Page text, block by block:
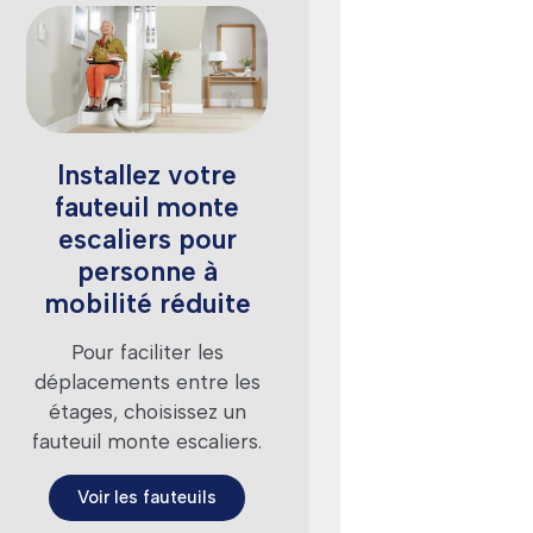
Installez votre
fauteuil monte
escaliers pour
personne à
mobilité réduite
Pour faciliter les
déplacements entre les
étages, choisissez un
fauteuil monte escaliers.
Voir les fauteuils